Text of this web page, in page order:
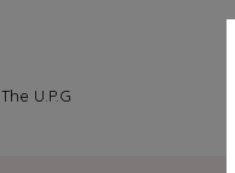
The U.P.G